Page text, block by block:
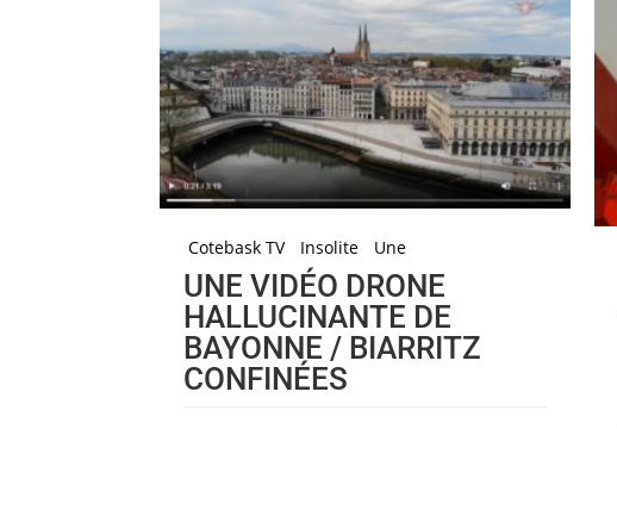
Cotebask TV Insolite Une
UNE VIDÉO DRONE
HALLUCINANTE DE
BAYONNE / BIARRITZ
CONFINÉES